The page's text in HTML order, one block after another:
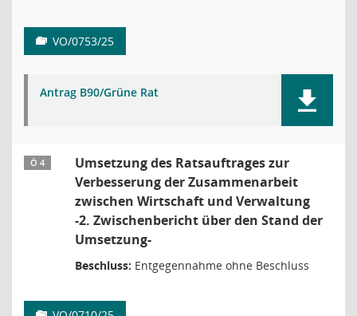
VO/0753/25
Antrag B90/Grüne Rat
Ö 4
Umsetzung des Ratsauftrages zur
Verbesserung der Zusammenarbeit
zwischen Wirtschaft und Verwaltung
-2. Zwischenbericht über den Stand der
Umsetzung-
Beschluss: Entgegennahme ohne Beschluss